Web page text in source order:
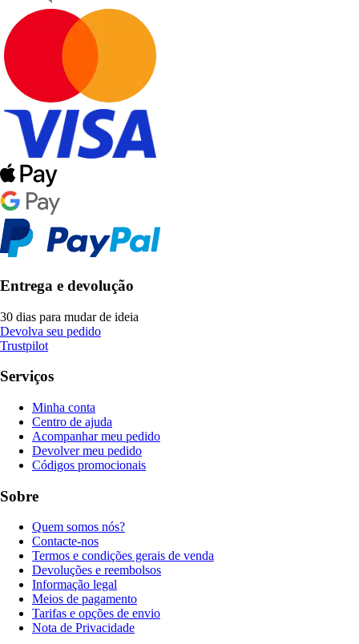
Entrega e devolução
30 dias para mudar de ideia
Devolva seu pedido
Trustpilot
Serviços
Minha conta
Centro de ajuda
Acompanhar meu pedido
Devolver meu pedido
Códigos promocionais
Sobre
Quem somos nós?
Contacte-nos
Termos e condições gerais de venda
Devoluções e reembolsos
Informação legal
Meios de pagamento
Tarifas e opções de envio
Nota de Privacidade